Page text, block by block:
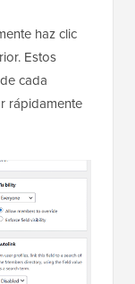
haz clic
Estos
cada
rápidamente